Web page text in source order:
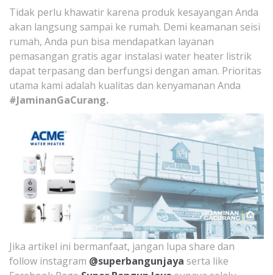
Tidak perlu khawatir karena produk kesayangan Anda
akan langsung sampai ke rumah. Demi keamanan seisi
rumah, Anda pun bisa mendapatkan layanan
pemasangan gratis agar instalasi water heater listrik
dapat terpasang dan berfungsi dengan aman. Prioritas
utama kami adalah kualitas dan kenyamanan Anda
#JaminanGaCurang.
Jika artikel ini bermanfaat, jangan lupa share dan
follow instagram @superbangunjaya serta like